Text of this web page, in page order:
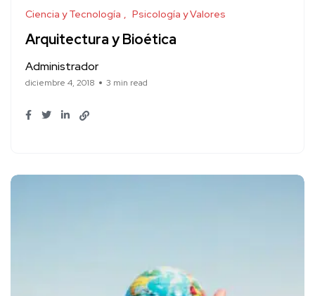
Ciencia y Tecnología Psicología y Valores
Arquitectura y Bioética
Administrador
diciembre 4, 2018 3 min read